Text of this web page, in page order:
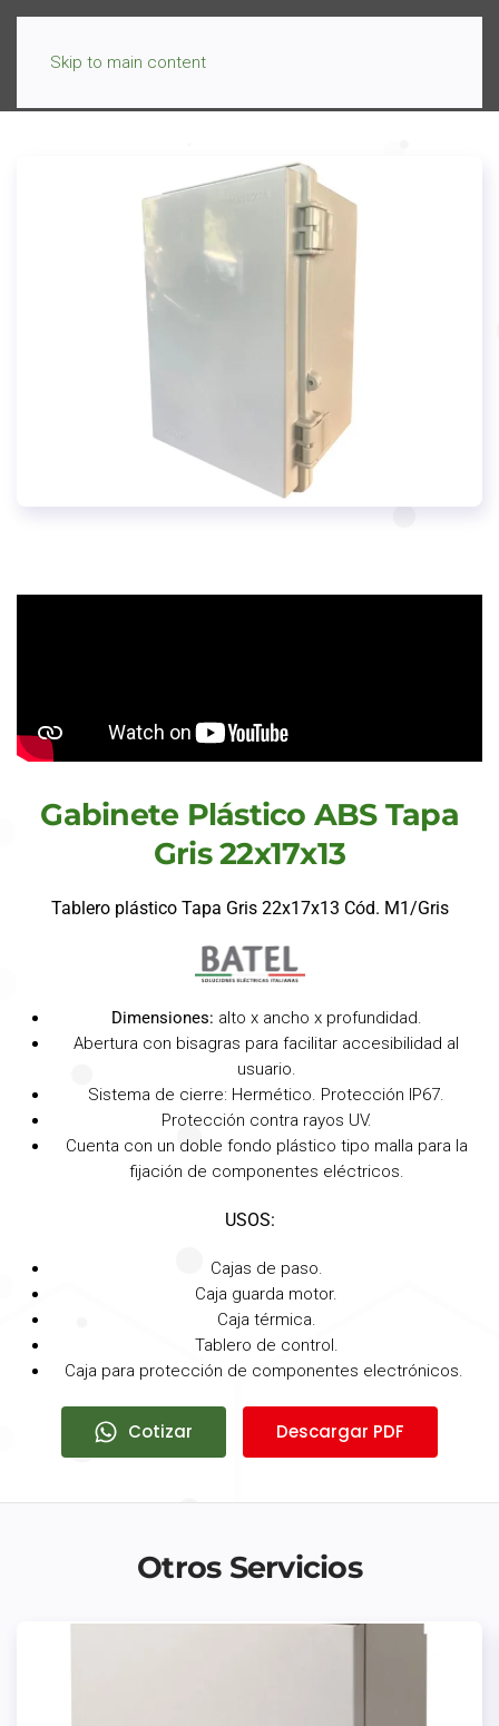
Skip to main content
Gabinete Plástico ABS Tapa
Gris 22x17x13
Tablero plástico Tapa Gris 22x17x13 Cód. M1/Gris
Dimensiones: alto x ancho x profundidad.
Abertura con bisagras para facilitar accesibilidad al
usuario.
Sistema de cierre: Hermético. Protección IP67.
Protección contra rayos UV.
Cuenta con un doble fondo plástico tipo malla para la
fijación de componentes eléctricos.
USOS:
Cajas de paso.
Caja guarda motor.
Caja térmica.
Tablero de control.
Caja para protección de componentes electrónicos.
Cotizar Descargar PDF
Otros Servicios